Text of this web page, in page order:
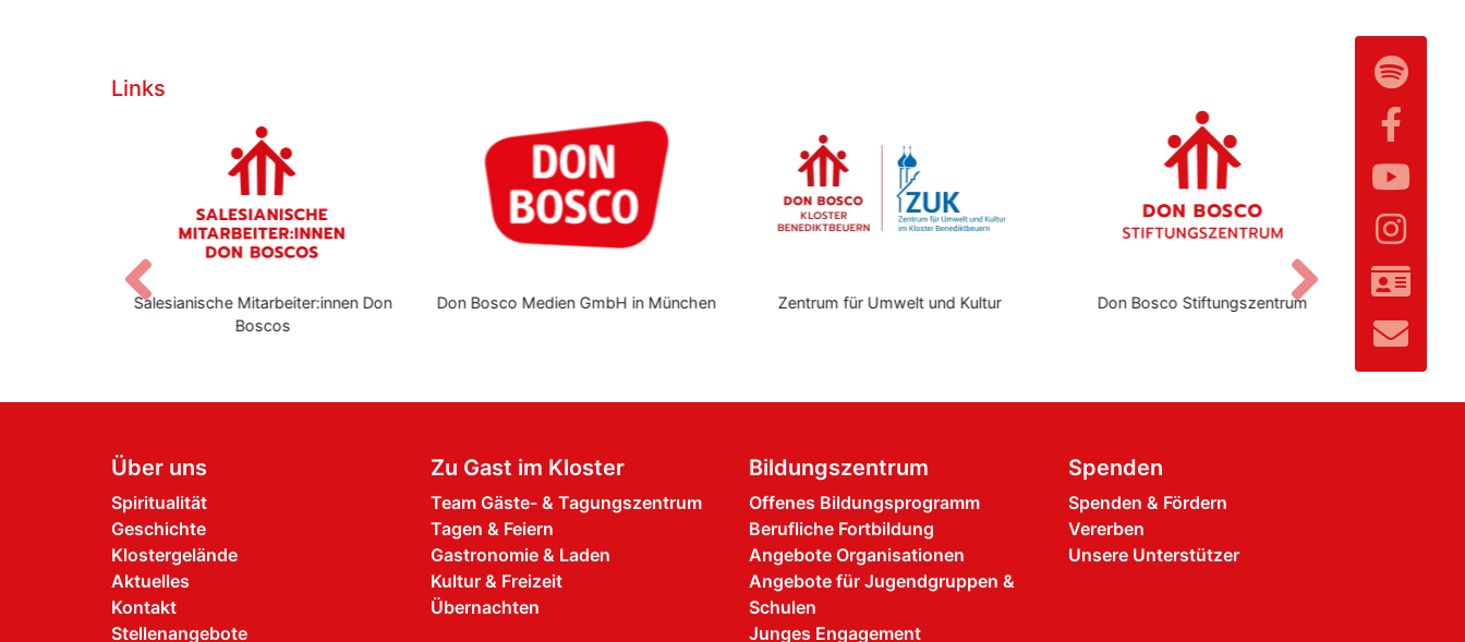
Links
Salesianische Mitarbeiter:innen Don
Boscos
Don Bosco Medien GmbH in München Zentrum für Umwelt und Kultur Don Bosco Stiftungszentrum Institut für
Zurück Vor
Über uns
Spiritualität
Geschichte
Klostergelände
Aktuelles
Kontakt
Stellenangebote
Zu Gast im Kloster
Team Gäste- & Tagungszentrum
Tagen & Feiern
Gastronomie & Laden
Kultur & Freizeit
Übernachten
Bildungszentrum
Offenes Bildungsprogramm
Berufliche Fortbildung
Angebote Organisationen
Angebote für Jugendgruppen &
Schulen
Junges Engagement
Spenden
Spenden & Fördern
Vererben
Unsere Unterstützer